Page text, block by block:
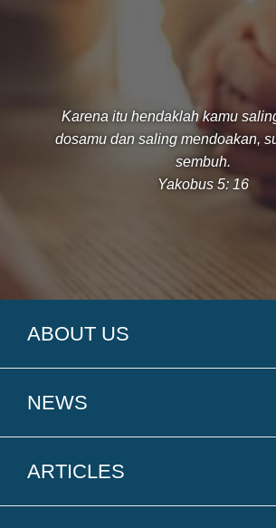
Karena itu hendaklah kamu
dosamu dan saling mendoakan,
sembuh.
Yakobus 5: 16
ABOUT US
NEWS
ARTICLES